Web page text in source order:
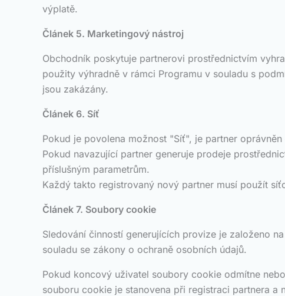
výplatě.
Článek 5. Marketingový nástroj
Obchodník poskytuje partnerovi prostřednictvím
použity výhradně v rámci Programu v souladu s
jsou zakázány.
Článek 6. Síť
Pokud je povolena možnost "Síť", je partner
Pokud navazující partner generuje prodeje
příslušným parametrům.
Každý takto registrovaný nový partner musí použít
Článek 7. Soubory cookie
Sledování činností generujících provize je založeno
souladu se zákony o ochraně osobních údajů.
Pokud koncový uživatel soubory cookie odmítne
souboru cookie je stanovena při registraci partnera